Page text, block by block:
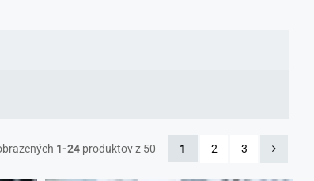
1-24 produktov z 50 1 2 3